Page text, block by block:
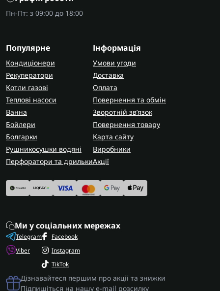
Пн-Пт: з 09:00 до 18:00
Популярне
Кондиціонери
Рекуператори
Котли газові
Теплові насоси
Ванна
Бойлери
Болгарки
Рушникосушки водяні
Перфоратори та дрильки
Інформація
Умови угоди
Доставка
Оплата
Повернення та обмін
Зворотній зв’язок
Повернення товару
Карта сайту
Виробники
Акції
Ми у соціальних мережах
Telegram
Viber
Facebook
Instagram
TikTok
Дізнавайтеся першим про акції та знижки
Підпишіться на нашу e-mail розсилку